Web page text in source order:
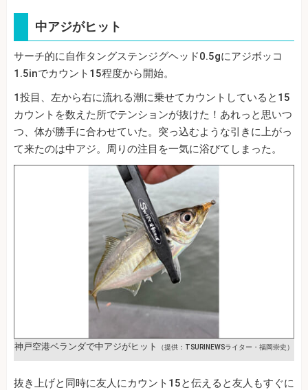
中アジがヒット
サーチ的に自作タングステンジグヘッド0.5gにアジボッコ
1.5inでカウント15程度から開始。
1投目、左から右に流れる潮に乗せてカウントしていると15
カウントを数えた所でテンションが抜けた！あれっと思いつ
つ、体が勝手に合わせていた。突っ込むような引きに上がっ
て来たのは中アジ。周りの注目を一気に浴びてしまった。
神戸空港ベランダで中アジがヒット （提供：TSURINEWSライター・福岡崇史）
抜き上げと同時に友人にカウント15と伝えると友人もすぐに